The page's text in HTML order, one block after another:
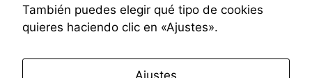
También puedes elegir qué tipo de cookies
quieres haciendo clic en «Ajustes».
Ajustes